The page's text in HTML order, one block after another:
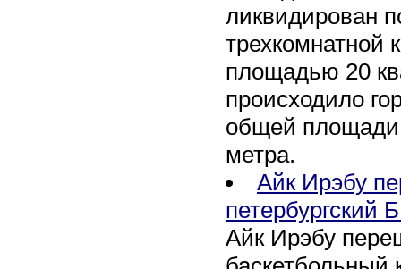
ликвидирован
трехкомнатной
площадью 20
происходило
общей площади
метра.
Айк Ирэбу
петербургский
Айк Ирэбу